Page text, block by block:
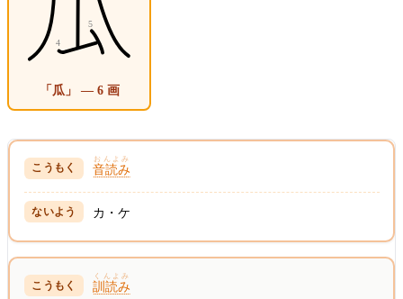
「瓜」 — 6 画
音読み
おんよみ
カ・ケ
訓読み
くんよみ